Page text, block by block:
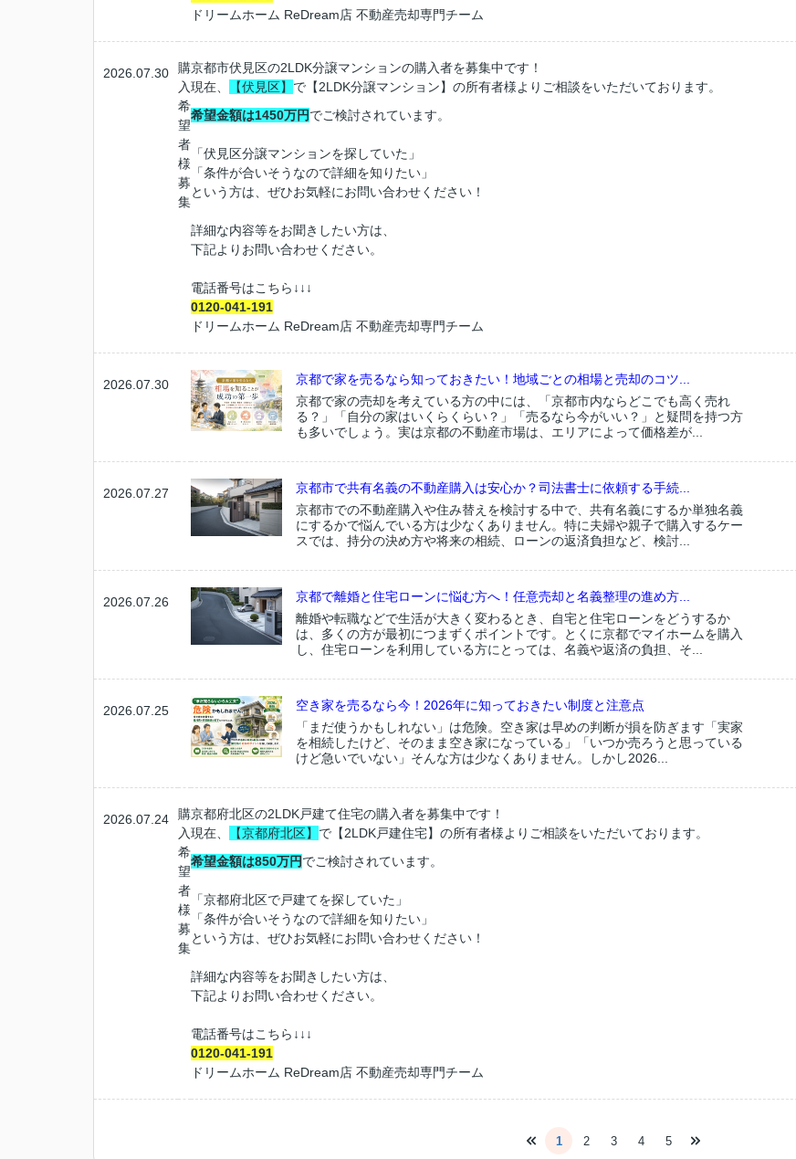
ドリームホーム ReDream店 不動産売却専門チーム
2026.07.30
購
入
希
望
者
様
募
集
京都市伏見区の2LDK分譲マンションの購入者を募集中です！
現在、
【伏見区】 で【2LDK分譲マンション】の所有者様よりご相談をいただいております。
希望金額は1450万円でご検討されています。
「伏見区分譲マンションを探していた」
「条件が合いそうなので詳細を知りたい」
という方は、ぜひお気軽にお問い合わせください！
詳細な内容等をお聞きしたい方は、
下記よりお問い合わせください。
電話番号はこちら ↓↓↓
0120-041-191
ドリームホーム ReDream店 不動産売却専門チーム
2026.07.30
京都で家を売るなら知っておきたい！地域ごとの相場と売却のコツ...
京都で家の売却を考えている方の中には、「京都市内ならどこでも高く売れ
る？」「自分の家はいくらくらい？」「売るなら今がいい？」と疑問を持つ方
も多いでしょう。実は京都の不動産市場は、エリアによって価格差が...
2026.07.27
京都市で共有名義の不動産購入は安心か？司法書士に依頼する手続...
京都市での不動産購入や住み替えを検討する中で、共有名義にするか単独名義
にするかで悩んでいる方は少なくありません。特に夫婦や親子で購入するケー
スでは、持分の決め方や将来の相続、ローンの返済負担など、検討...
2026.07.26
京都で離婚と住宅ローンに悩む方へ！任意売却と名義整理の進め方...
離婚や転職などで生活が大きく変わるとき、自宅と住宅ローンをどうするか
は、多くの方が最初につまずくポイントです。とくに京都でマイホームを購入
し、住宅ローンを利用している方にとっては、名義や返済の負担、そ...
2026.07.25
空き家を売るなら今！2026年に知っておきたい制度と注意点
「まだ使うかもしれない」は危険。空き家は早めの判断が損を防ぎます「実家
を相続したけど、そのまま空き家になっている」「いつか売ろうと思っている
けど急いでいない」そんな方は少なくありません。しかし2026...
2026.07.24
購
入
希
望
者
様
募
集
京都府北区の2LDK戸建て住宅の購入者を募集中です！
現在、
【京都府北区】 で【2LDK戸建住宅】の所有者様よりご相談をいただいております。
希望金額は850万円でご検討されています。
「京都府北区で戸建てを探していた」
「条件が合いそうなので詳細を知りたい」
という方は、ぜひお気軽にお問い合わせください！
詳細な内容等をお聞きしたい方は、
下記よりお問い合わせください。
電話番号はこちら ↓↓↓
0120-041-191
ドリームホーム ReDream店 不動産売却専門チーム
1 2 3 4 5